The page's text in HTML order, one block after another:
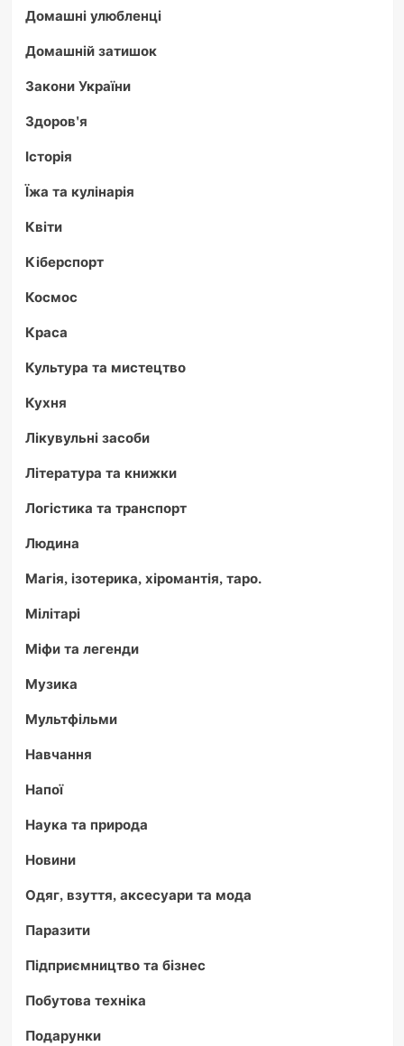
Домашні улюбленці
Домашній затишок
Закони України
Здоров'я
Історія
Їжа та кулінарія
Квіти
Кіберспорт
Космос
Краса
Культура та мистецтво
Кухня
Лікувульні засоби
Література та книжки
Логістика та транспорт
Людина
Магія, ізотерика, хіромантія, таро.
Мілітарі
Міфи та легенди
Музика
Мультфільми
Навчання
Напої
Наука та природа
Новини
Одяг, взуття, аксесуари та мода
Паразити
Підприємництво та бізнес
Побутова техніка
Подарунки